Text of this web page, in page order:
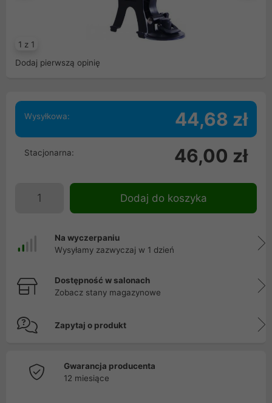
1 z 1
Dodaj pierwszą opinię
Wysyłkowa: 44,68 zł
Stacjonarna: 46,00 zł
Dodaj do koszyka
Na wyczerpaniu
Wysyłamy zazwyczaj w 1 dzień
Dostępność w salonach
Zobacz stany magazynowe
Zapytaj o produkt
Gwarancja producenta
12 miesiące